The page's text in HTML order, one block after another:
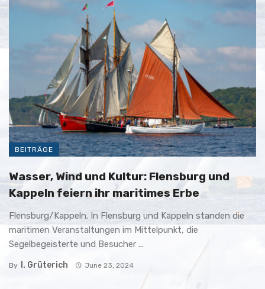
BEITRÄGE
Wasser, Wind und Kultur: Flensburg und
Kappeln feiern ihr maritimes Erbe
Flensburg/Kappeln. In Flensburg und Kappeln standen die
maritimen Veranstaltungen im Mittelpunkt, die
Segelbegeisterte und Besucher ...
By I. Grüterich June 23, 2024